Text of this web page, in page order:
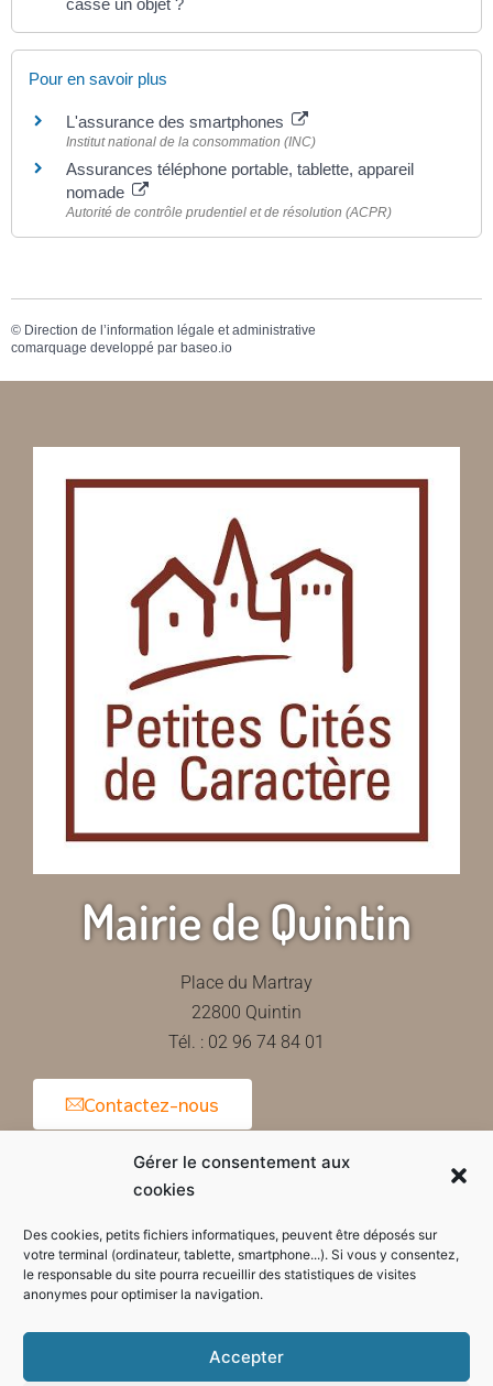
Gérer le consentement aux
cookies
Des cookies, petits fichiers informatiques, peuvent être déposés sur
votre terminal (ordinateur, tablette, smartphone...). Si vous y consentez,
le responsable du site pourra recueillir des statistiques de visites
anonymes pour optimiser la navigation.
Accepter
casse un objet ?
Pour en savoir plus
L'assurance des smartphones
Institut national de la consommation (INC)
Assurances téléphone portable, tablette, appareil
nomade
Autorité de contrôle prudentiel et de résolution (ACPR)
© Direction de l’information légale et administrative
comarquage developpé par baseo.io
Mairie de Quintin
Place du Martray
22800 Quintin
Tél. : 02 96 74 84 01
Contactez-nous
Horaires d'ouverture de la mairie